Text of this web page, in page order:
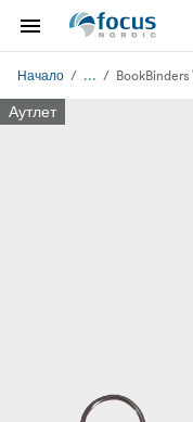
Начало ...
Аутлет